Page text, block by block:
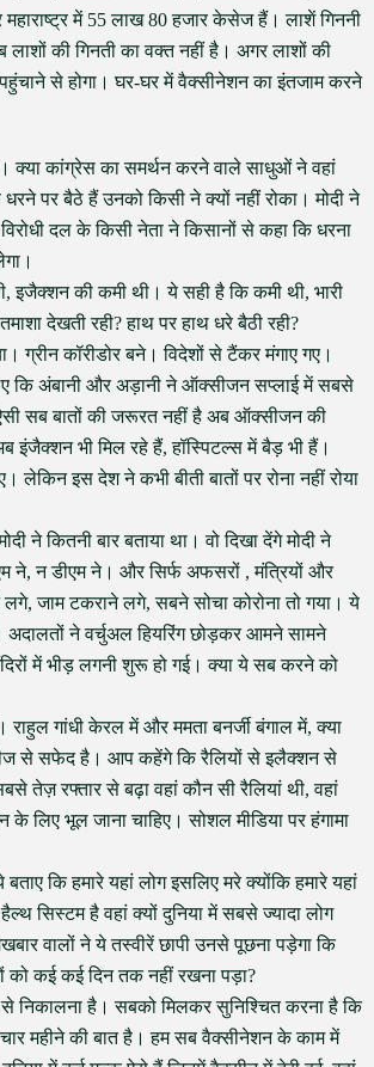
में 55 लाख 80 हजार केसेज हैं। लाशें गिननी
लाशों की गिनती का वक्त नहीं है। अगर लाशों की
पहुंचाने से होगा। घर-घर में वैक्सीनेशन का इंतजाम करने
क्या कांग्रेस का समर्थन करने वाले साधुओं ने वहां
पर बैठे हैं उनको किसी ने क्यों नहीं रोका। मोदी ने
दल के किसी नेता ने किसानों से कहा कि धरना
इजैक्शन की कमी थी। ये सही है कि कमी थी, भारी
देखती रही? हाथ पर हाथ धरे बैठी रही?
कॉरीडोर बने। विदेशों से टैंकर मंगाए गए।
कि अंबानी और अड़ानी ने ऑक्सीजन सप्लाई में सबसे
सब बातों की जरूरत नहीं है अब ऑक्सीजन की
इंजैक्शन भी मिल रहे हैं, हॉस्पिटल्स में बैड़ भी हैं।
इस देश ने कभी बीती बातों पर रोना नहीं रोया
ने कितनी बार बताया था। वो दिखा देंगे मोदी ने
ने, न डीएम ने। और सिर्फ अफसरों , मंत्रियों और
लगे, जाम टकराने लगे, सबने सोचा कोरोना तो गया। ये
ने वर्चुअल हियरिंग छोड़कर आमने सामने
में भीड़ लगनी शुरू हो गई। क्या ये सब करने को
गांधी केरल में और ममता बनर्जी बंगाल में, क्या
से सफेद है। आप कहेंगे कि रैलियों से इलैक्शन से
तेज़ रफ्तार से बढ़ा वहां कौन सी रैलियां थी, वहां
भूल जाना चाहिए। सोशल मीडिया पर हंगामा
कि हमारे यहां लोग इसलिए मरे क्योंकि हमारे यहां
सिस्टम है वहां क्यों दुनिया में सबसे ज्यादा लोग
वालों ने ये तस्वीरें छापी उनसे पूछना पड़ेगा कि
को कई कई दिन तक नहीं रखना पड़ा?
है। सबको मिलकर सुनिश्चित करना है कि
महीने की बात है। हम सब वैक्सीनेशन के काम में